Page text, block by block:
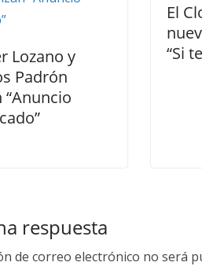
Lozano y
Padrón
“Anuncio
El
“Si
respuesta
de correo electrónico no será